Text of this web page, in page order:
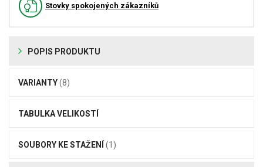
Stovky spokojených zákazníků
POPIS PRODUKTU
VARIANTY(8)
TABULKA VELIKOSTÍ
SOUBORY KE STAŽENÍ (1)